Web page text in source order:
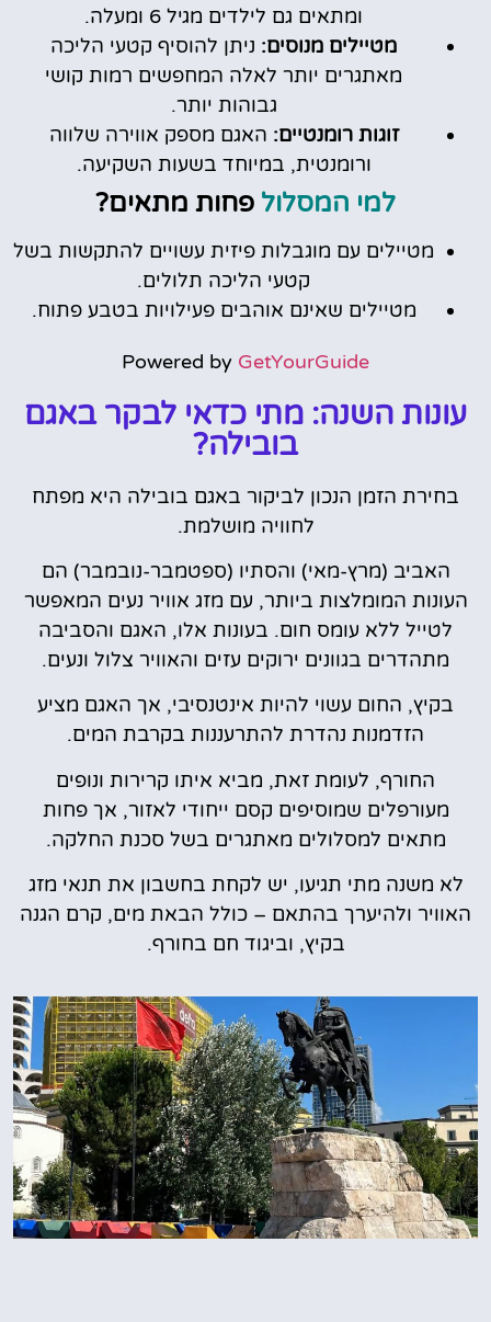
ומתאים גם לילדים מגיל 6 ומעלה.
מטיילים מנוסים: ניתן להוסיף קטעי הליכה
מאתגרים יותר לאלה המחפשים רמות קושי
גבוהות יותר.
זוגות רומנטיים: האגם מספק אווירה שלווה
ורומנטית, במיוחד בשעות השקיעה.
למי המסלול פחות מתאים?
מטיילים עם מוגבלות פיזית עשויים להתקשות בשל
קטעי הליכה תלולים.
מטיילים שאינם אוהבים פעילויות בטבע פתוח.
Powered by GetYourGuide
עונות השנה: מתי כדאי לבקר באגם
בובילה?
בחירת הזמן הנכון לביקור באגם בובילה היא מפתח
לחוויה מושלמת.
האביב (מרץ-מאי) והסתיו (ספטמבר-נובמבר) הם
העונות המומלצות ביותר, עם מזג אוויר נעים המאפשר
לטייל ללא עומס חום. בעונות אלו, האגם והסביבה
מתהדרים בגוונים ירוקים עזים והאוויר צלול ונעים.
בקיץ, החום עשוי להיות אינטנסיבי, אך האגם מציע
הזדמנות נהדרת להתרעננות בקרבת המים.
החורף, לעומת זאת, מביא איתו קרירות ונופים
מעורפלים שמוסיפים קסם ייחודי לאזור, אך פחות
מתאים למסלולים מאתגרים בשל סכנת החלקה.
לא משנה מתי תגיעו, יש לקחת בחשבון את תנאי מזג
האוויר ולהיערך בהתאם – כולל הבאת מים, קרם הגנה
בקיץ, וביגוד חם בחורף.